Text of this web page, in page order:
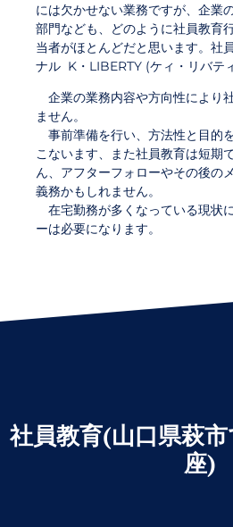
には欠かせない業務ですが、企業
部門なども、どのように社員教育
当者がほとんどだと思います。社
ナル K・LIBERTY (ケィ・リバテ
企業の業務内容や方向性により
ません。
事前準備を行い、方法性と目的
こないます、また社員教育は短期
ん、アフターフォローやその後の
義務かもしれません。
在宅勤務が多くなっている現状
ーは必要になります。
社員教育(山口県萩
座)